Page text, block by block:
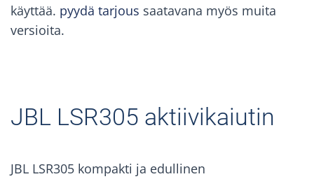
käyttää. pyydä tarjous saatavana myös muita
versioita.
JBL LSR305 aktiivikaiutin
JBL LSR305 kompakti ja edullinen